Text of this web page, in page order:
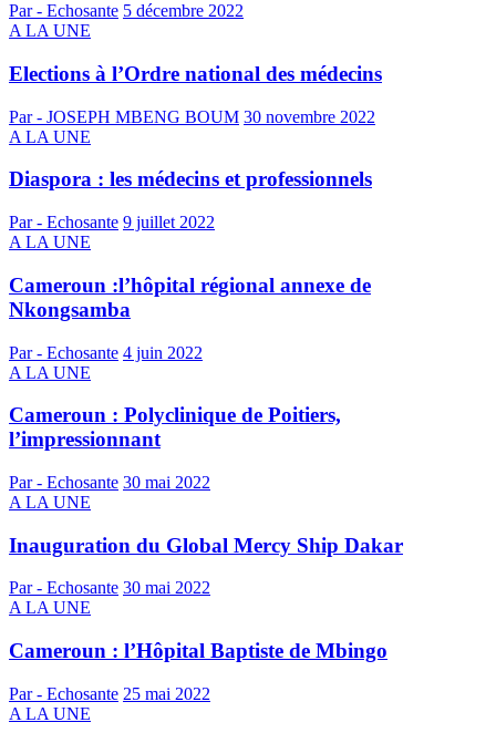
Par - Echosante 5 décembre 2022
A LA UNE
Elections à l’Ordre national des médecins
Par - JOSEPH MBENG BOUM 30 novembre 2022
A LA UNE
Diaspora : les médecins et professionnels
Par - Echosante 9 juillet 2022
A LA UNE
Cameroun :l’hôpital régional annexe de
Nkongsamba
Par - Echosante 4 juin 2022
A LA UNE
Cameroun : Polyclinique de Poitiers,
l’impressionnant
Par - Echosante 30 mai 2022
A LA UNE
Inauguration du Global Mercy Ship Dakar
Par - Echosante 30 mai 2022
A LA UNE
Cameroun : l’Hôpital Baptiste de Mbingo
Par - Echosante 25 mai 2022
A LA UNE